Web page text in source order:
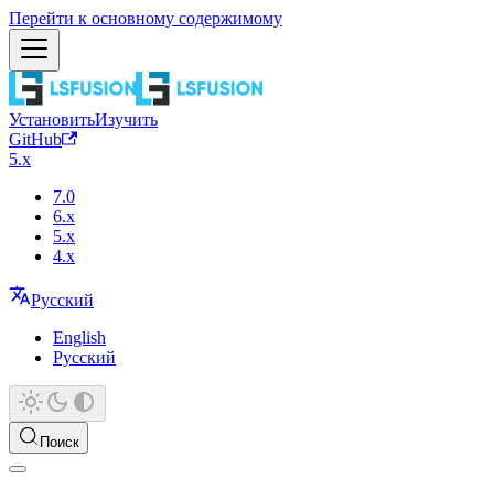
Перейти к основному содержимому
УстановитьИзучить
GitHub
5.x
7.0
6.x
5.x
4.x
Русский
English
Русский
Поиск